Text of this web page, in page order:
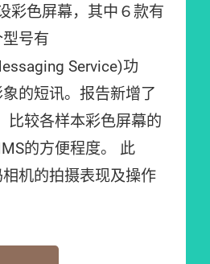
彩色屏幕，其中６款有
号有
Service)功
的短讯。报告新增了
比较各样本彩色屏幕的
的方便程度。 此
机的拍摄表现及操作